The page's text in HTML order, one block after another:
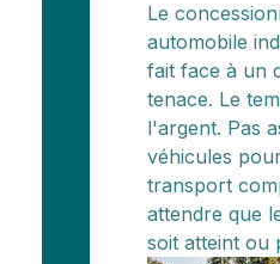
Le
automobile
fait face à un
tenace. Le
l'argent. Pas
véhicules
transport
attendre que
soit atteint ou